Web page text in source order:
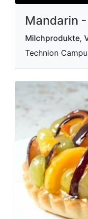
Mandarin
Milchprodukte,
Technion